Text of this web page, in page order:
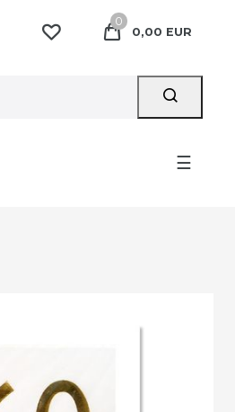
0
0,00 EUR
☰